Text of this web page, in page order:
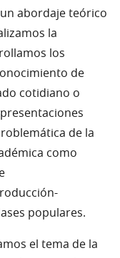
abordaje teórico
la
los
de
cotidiano o
de la
como
populares.
el tema de la